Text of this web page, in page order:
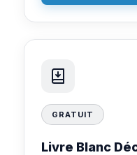
GRATUIT
Livre Blanc